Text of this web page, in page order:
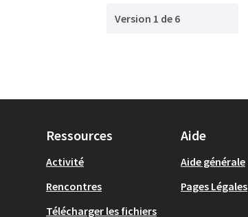
Version 1 de 6
Ressources
Activité
Rencontres
Télécharger les fichiers
Aide
Aide générale
Pages Légales